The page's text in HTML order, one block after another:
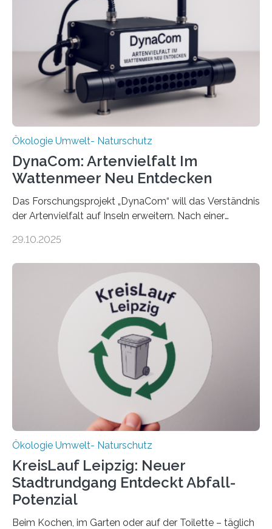
Ökologie Umwelt- Naturschutz
DynaCom: Artenvielfalt Im
Wattenmeer Neu Entdecken
Das Forschungsprojekt „DynaCom“ will das Verständnis
der Artenvielfalt auf Inseln erweitern. Nach einer
Beobachtungen im Wattenmeer ist nun eine große
Oldenburg befassen sich insbesondere damit, wie ein
Ökosystem gedeiht – und wie sich dieser Prozess
verlässlich prognostizieren lässt. Grünes Licht für
„DynaCom“: Die Deutsche Forschungsgemeinschaft
(DFG) fördert das Anfang 2019 gestartete
Forschungsprojekt an der Universität Oldenburg für
zwei weitere Jahre mit rund 1,2 Millionen Euro. „Wir
freuen uns sehr über…
29.10.2025
Ökologie Umwelt- Naturschutz
KreisLauf Leipzig: Neuer
Stadtrundgang Entdeckt Abfall-
Potenzial
Beim Kochen, im Garten oder auf der Toilette – täglich